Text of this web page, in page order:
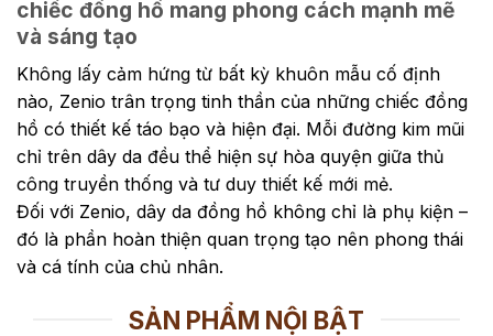
chiếc đồng hồ mang phong cách mạnh mẽ
và sáng tạo
Không lấy cảm hứng từ bất kỳ khuôn mẫu cố định
nào, Zenio trân trọng tinh thần của những chiếc đồng
hồ có thiết kế táo bạo và hiện đại. Mỗi đường kim mũi
chỉ trên dây da đều thể hiện sự hòa quyện giữa thủ
công truyền thống và tư duy thiết kế mới mẻ.
Đối với Zenio, dây da đồng hồ không chỉ là phụ kiện –
đó là phần hoàn thiện quan trọng tạo nên phong thái
và cá tính của chủ nhân.
SẢN PHẨM NỘI BẬT